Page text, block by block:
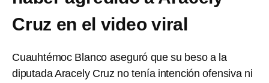
Cruz en el video viral
Cuauhtémoc Blanco aseguró que su beso a la
diputada Aracely Cruz no tenía intención ofensiva ni